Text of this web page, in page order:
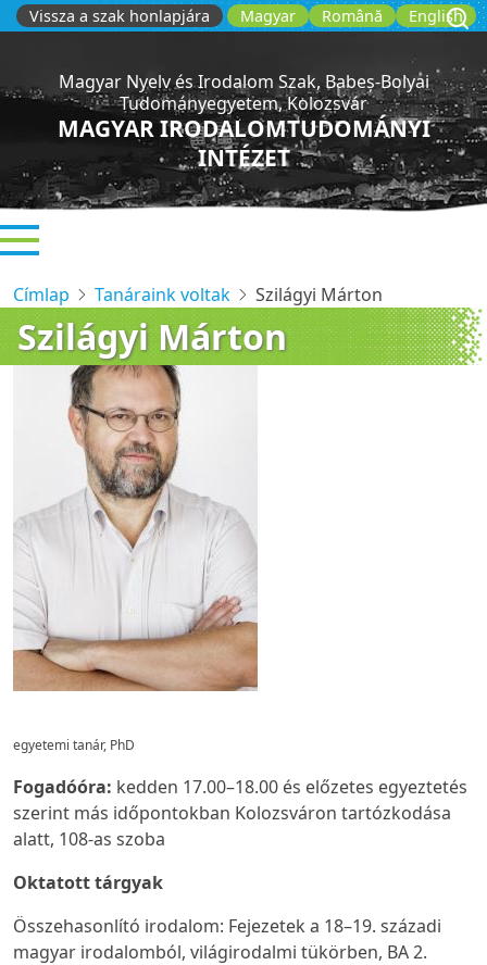
Ugrás
a
Magyar Română English
Vissza a szak honlapjára
Magyar Nyelv és Irodalom Szak, Babeș-Bolyai
Tudományegyetem, Kolozsvár
MAGYAR IRODALOMTUDOMÁNYI
INTÉZET
Címlap Tanáraink voltak Szilágyi Márton
Szilágyi Márton
egyetemi tanár, PhD
Fogadóóra: kedden 17.00–18.00 és előzetes egyeztetés
szerint más időpontokban Kolozsváron tartózkodása
alatt, 108-as szoba
Oktatott tárgyak
Összehasonlító irodalom: Fejezetek a 18–19. századi
magyar irodalomból, világirodalmi tükörben, BA 2.